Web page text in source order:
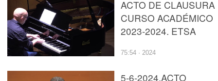
ACTO DE CLAUSURA
CURSO ACADÉMICO
2023-2024. ETSA
75:54 · 2024
5-6-2024.ACTO